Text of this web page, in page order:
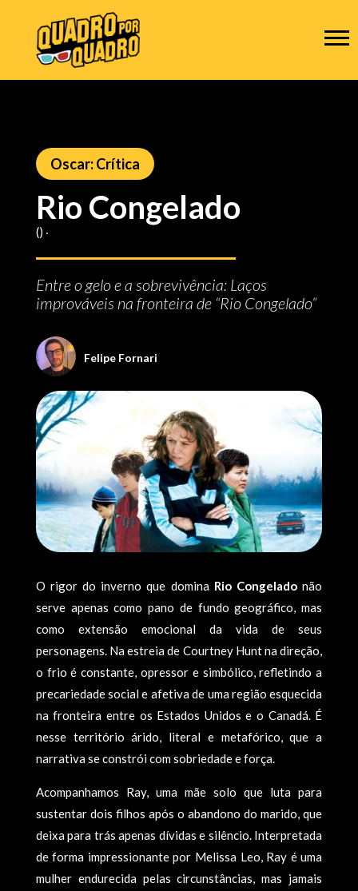
Oscar: Crítica
Rio Congelado
() ‧
Entre o gelo e a sobrevivência: Laços
improváveis na fronteira de “Rio Congelado”
Felipe Fornari
O rigor do inverno que domina Rio Congelado não
serve apenas como pano de fundo geográfico, mas
como extensão emocional da vida de seus
personagens. Na estreia de Courtney Hunt na direção,
o frio é constante, opressor e simbólico, refletindo a
precariedade social e afetiva de uma região esquecida
na fronteira entre os Estados Unidos e o Canadá. É
nesse território árido, literal e metafórico, que a
narrativa se constrói com sobriedade e força.
Acompanhamos Ray, uma mãe solo que luta para
sustentar dois filhos após o abandono do marido, que
deixa para trás apenas dívidas e silêncio. Interpretada
de forma impressionante por Melissa Leo, Ray é uma
mulher endurecida pelas circunstâncias, mas jamais